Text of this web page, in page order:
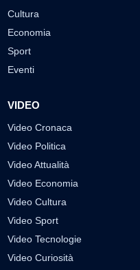
Cultura
Economia
Sport
Eventi
VIDEO
Video Cronaca
Video Politica
Video Attualità
Video Economia
Video Cultura
Video Sport
Video Tecnologie
Video Curiosità